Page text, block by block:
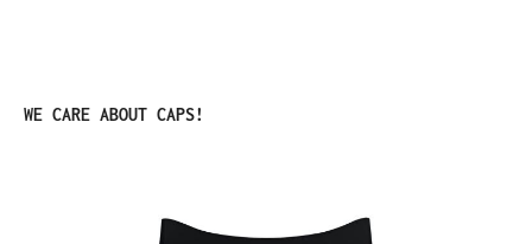
Produktgalerie überspringen
WE CARE ABOUT CAPS!